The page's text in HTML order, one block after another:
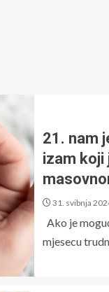
21. nam
izam koji
31. svibnja
Ako je
mjesecu